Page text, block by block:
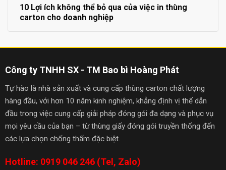
10 Lợi ích không thể bỏ qua của việc in thùng
carton cho doanh nghiệp
Công ty TNHH SX - TM Bao bì Hoàng Phát
Tự hào là nhà sản xuất và cung cấp thùng carton chất lượng
hàng đầu, với hơn 10 năm kinh nghiệm, khẳng định vị thế dẫn
đầu trong việc cung cấp giải pháp đóng gói đa dạng và phục vụ
mọi yêu cầu của bạn – từ thùng giấy đóng gói truyền thống đến
các lựa chọn chống thấm đặc biệt.
Hotline: 0919 046 246 (Tel, Zalo)